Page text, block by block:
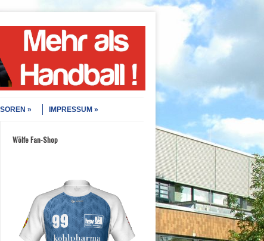
IMPRESSUM
Wölfe Fan-Shop